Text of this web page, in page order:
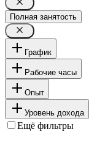
Полная занятость
График
Рабочие часы
Опыт
Уровень дохода
Ещё фильтры